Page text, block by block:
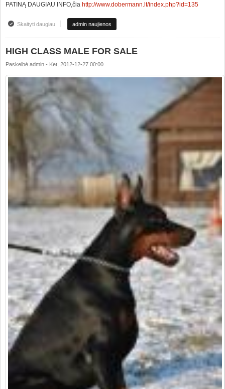
PATINĄ DAUGIAU INFO,čia http://www.dobermann.lt/index.php?id=135
Skaityti daugiauapie PARDUODAME TOP KLASĖS PATINĄ
admin naujienos
HIGH CLASS MALE FOR SALE
Paskelbė admin - Ket, 2012-12-27 00:00